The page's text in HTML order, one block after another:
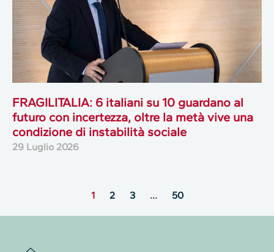
FRAGILITALIA: 6 italiani su 10 guardano al
futuro con incertezza, oltre la metà vive una
condizione di instabilità sociale
29 Luglio 2026
1 2 3 … 50